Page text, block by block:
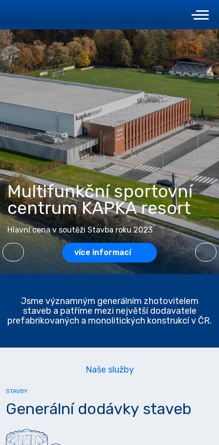
Multifunkční sportovní
centrum KAPKA resort
Hlavní cena v soutěži Stavba roku 2023
více informací
Jsme významným generálním zhotovitelem
staveb a patříme mezi největší dodavatele
prefabrikovaných a monolitických konstrukcí v ČR.
Naše služby
STAVBY
Generální dodávky staveb